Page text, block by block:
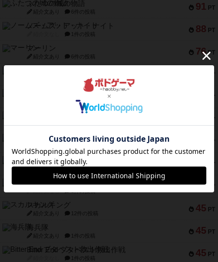
91 PT
ふたつの城の物語
紹介文あり 6件の投稿
88 PT
ノームズ・アット・ナイト
1件の投稿
76 PT
マーリン
紹介文あり 6件の投稿
PT
2件の投稿
PT
トランスオリエント・エクスプレス
1件の投稿
PT
アンブッシュ！：ムーブアウト！
紹介文あり 1件の投稿
PT
キャプテン・フリップ：イスラ・ボンバ
PT
ガルフストライク
45 PT
エコーズ・オブ・タイム
紹介文なし 8件の投稿
45 PT
スカルキング
紹介文あり 12件の投稿
45 PT
海兵隊
紹介文あり 1件の投稿
45 PT
Bitter End ブタペスト救出作戦
1件の投稿